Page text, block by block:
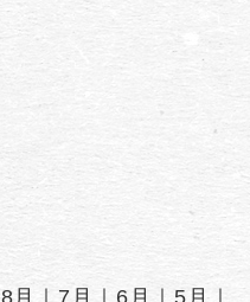
8月 ｜ 7月 ｜ 6月 ｜ 5月 ｜